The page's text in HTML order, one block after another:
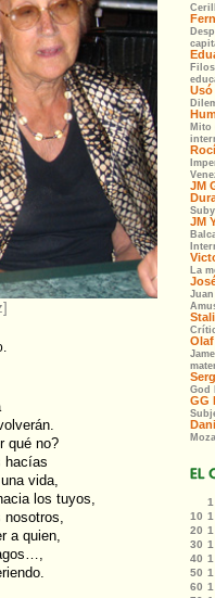
qué no?
hacías
vida,
los tuyos,
nosotros,
a quien,